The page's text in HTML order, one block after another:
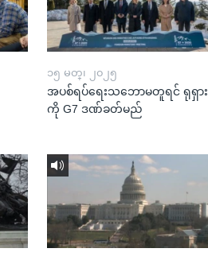
၁၅ မတ္၊ ၂၀၂၅
အပစ်ရပ်ရေးသဘောမတူရင် ရုရှား
ကို G7 ဒဏ်ခတ်မည်